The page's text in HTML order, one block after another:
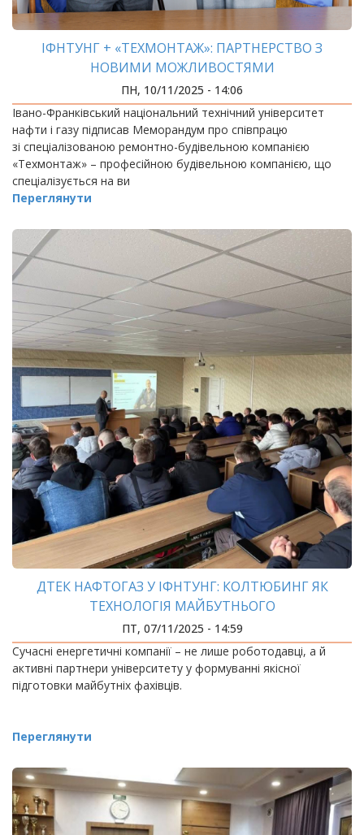
ІФНТУНГ + «ТЕХМОНТАЖ»: ПАРТНЕРСТВО З
НОВИМИ МОЖЛИВОСТЯМИ
ПН, 10/11/2025 - 14:06
Івано-Франківський національний технічний університет
нафти і газу підписав Меморандум про співпрацю
зі спеціалізованою ремонтно-будівельною компанією
«Техмонтаж» – професійною будівельною компанією, що
спеціалізується на ви
Переглянути
ДТЕК НАФТОГАЗ У ІФНТУНГ: КОЛТЮБИНГ ЯК
ТЕХНОЛОГІЯ МАЙБУТНЬОГО
ПТ, 07/11/2025 - 14:59
Сучасні енергетичні компанії – не лише роботодавці, а й
активні партнери університету у формуванні якісної
підготовки майбутніх фахівців.
Переглянути